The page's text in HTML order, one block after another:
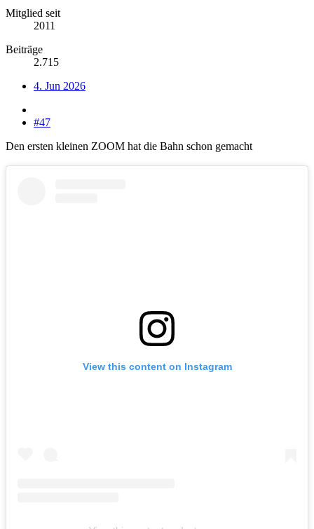
Mitglied seit
2011
Beiträge
2.715
4. Jun 2026
#47
Den ersten kleinen ZOOM hat die Bahn schon gemacht
View this content on Instagram